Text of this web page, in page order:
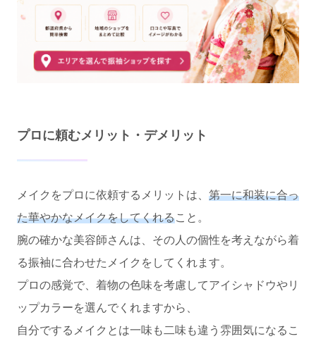
プロに頼むメリット・デメリット
メイクをプロに依頼するメリットは、 第一に和装に合っ
た華やかなメイクをしてくれること。
腕の確かな美容師さんは、その人の個性を考えながら着
る振袖に合わせたメイクをしてくれます。
プロの感覚で、着物の色味を考慮してアイシャドウやリ
ップカラーを選んでくれますから、
自分でするメイクとは一味も二味も違う雰囲気になるこ